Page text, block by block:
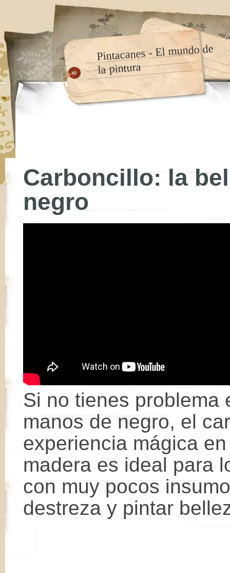
Pintacanes - El mundo de
la pintura
Carboncillo: la
negro
Si no tienes problema
manos de negro, el
experiencia mágica
madera es ideal para
con muy pocos
destreza y pintar